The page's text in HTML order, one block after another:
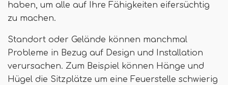
haben, um alle auf Ihre Fähigkeiten eifersüchtig
zu machen.
Standort oder Gelände können manchmal
Probleme in Bezug auf Design und Installation
verursachen. Zum Beispiel können Hänge und
Hügel die Sitzplätze um eine Feuerstelle schwierig